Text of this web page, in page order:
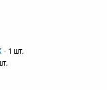
- 1 шт.